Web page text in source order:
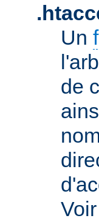
Un
de